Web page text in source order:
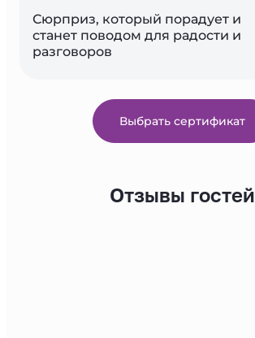
Сюрприз, который порадует и
станет поводом для радости и
разговоров
Выбрать сертификат
Отзывы гостей